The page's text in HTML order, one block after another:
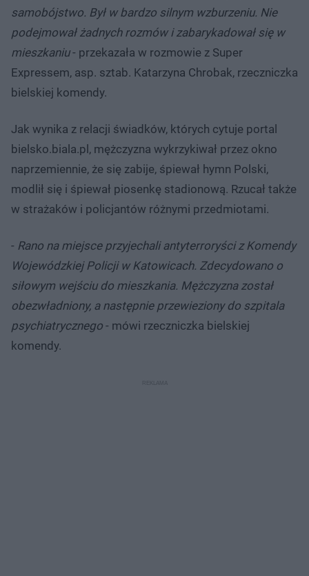
samobójstwo. Był w bardzo silnym wzburzeniu. Nie
podejmował żadnych rozmów i zabarykadował się w
mieszkaniu- przekazała w rozmowie z Super
Expressem, asp. sztab. Katarzyna Chrobak, rzeczniczka
bielskiej komendy.
Jak wynika z relacji świadków, których cytuje portal
bielsko.biala.pl, mężczyzna wykrzykiwał przez okno
naprzemiennie, że się zabije, śpiewał hymn Polski,
modlił się i śpiewał piosenkę stadionową. Rzucał także
w strażaków i policjantów różnymi przedmiotami.
- Rano na miejsce przyjechali antyterroryści z Komendy
Wojewódzkiej Policji w Katowicach. Zdecydowano o
siłowym wejściu do mieszkania. Mężczyzna został
obezwładniony, a następnie przewieziony do szpitala
psychiatrycznego - mówi rzeczniczka bielskiej
komendy.